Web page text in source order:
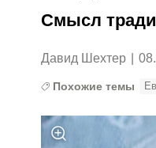
Смысл
Давид Шехтер
Похожие темы